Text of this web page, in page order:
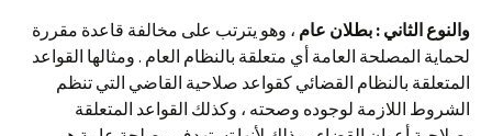
والنوع الثاني : بطلان عام ، وهو يترتب على مخالفة قاعدة مقررة
لحماية المصلحة العامة أي متعلقة بالنظام العام . ومثالها القواعد
المتعلقة بالنظام القضائي كقواعد صلاحية القاضي التي تنظم
الشروط اللازمة لوجوده وصحته ، وكذلك القواعد المتعلقة